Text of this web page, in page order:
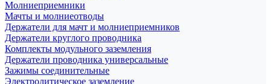
Молниеприемники
Мачты и молниеотводы
Держатели для мачт и молниеприемников
Держатели круглого проводника
Комплекты модульного заземления
Держатели проводника универсальные
Зажимы соединительные
Электролитическое заземление